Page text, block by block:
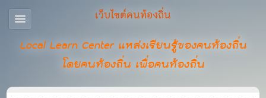
เว็บไซต์คนท้องถิ่น
Local Learn Center แหล่งเรียนรู้ของคนท้องถิ่น
โดยคนท้องถิ่น เพื่อคนท้องถิ่น